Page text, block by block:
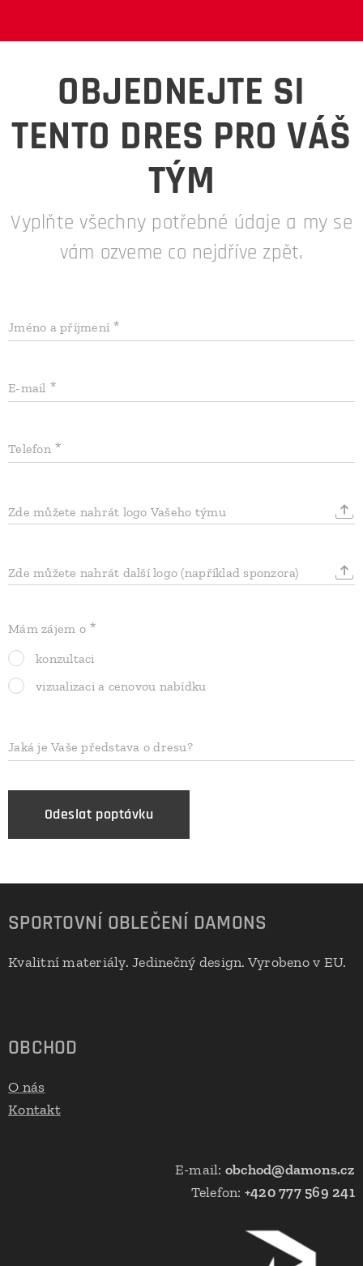
OBJEDNEJTE SI
TENTO DRES PRO VÁŠ
TÝM
Vyplňte všechny potřebné údaje a my se
vám ozveme co nejdříve zpět.
Jméno a příjmení
E-mail
Telefon
Zde můžete nahrát logo Vašeho týmu
Zde můžete nahrát další logo (například sponzora)
Mám zájem o
konzultaci
vizualizaci a cenovou nabídku
Jaká je Vaše představa o dresu?
Odeslat poptávku
SPORTOVNÍ OBLEČENÍ DAMONS
Kvalitní materiály. Jedinečný design. Vyrobeno v EU.
OBCHOD
O nás
Kontakt
E-mail: obchod@damons.cz
Telefon: +420 777 569 241